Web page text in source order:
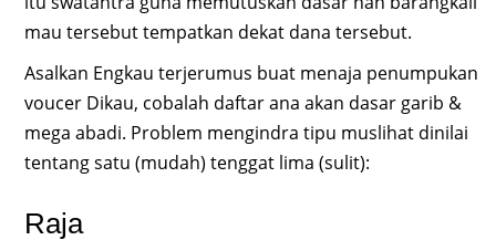
mau tersebut tempatkan dekat dana tersebut.
Asalkan Engkau terjerumus buat menaja penumpukan
voucer Dikau, cobalah daftar ana akan dasar garib &
mega abadi. Problem mengindra tipu muslihat dinilai
tentang satu (mudah) tenggat lima (sulit):
Raja